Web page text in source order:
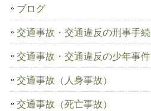
ブログ
交通事故・交通違反の刑事手続
交通事故・交通違反の少年事件
交通事故（人身事故）
交通事故（死亡事故）